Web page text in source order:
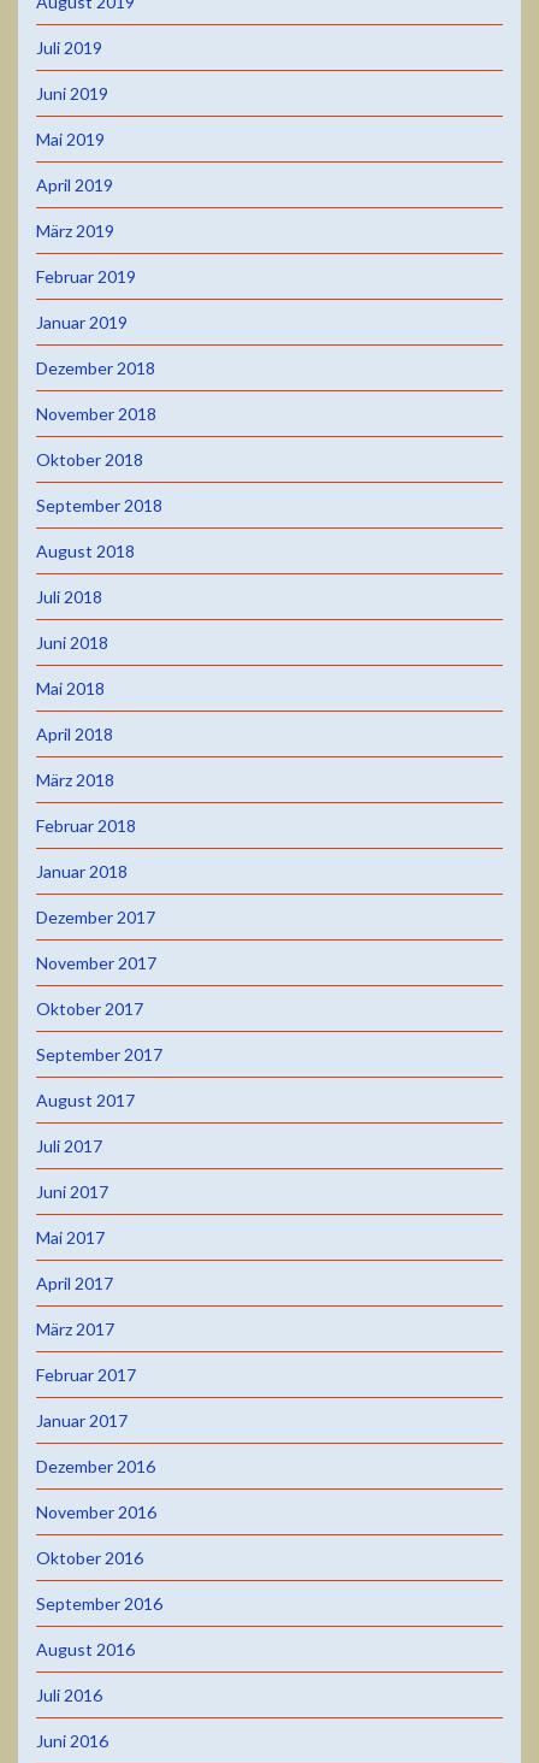
Juli 2019
Juni 2019
Mai 2019
April 2019
März 2019
Februar 2019
Januar 2019
Dezember 2018
November 2018
Oktober 2018
September 2018
August 2018
Juli 2018
Juni 2018
Mai 2018
April 2018
März 2018
Februar 2018
Januar 2018
Dezember 2017
November 2017
Oktober 2017
September 2017
August 2017
Juli 2017
Juni 2017
Mai 2017
April 2017
März 2017
Februar 2017
Januar 2017
Dezember 2016
November 2016
Oktober 2016
September 2016
August 2016
Juli 2016
Juni 2016